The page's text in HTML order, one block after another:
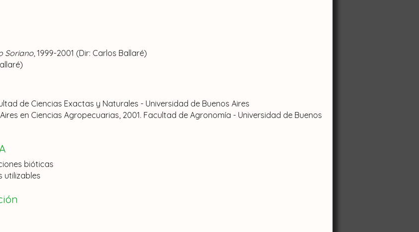
Independiente)
Adjunto
Principal
Soriano , 1999-2001 (Dir: Carlos Ballaré)
de Ciencias Exactas y Naturales - Universidad de Buenos Aires
en Ciencias Agropecuarias, 2001. Facultad de Agronomía - Universidad de Buenos
bióticas
utilizables